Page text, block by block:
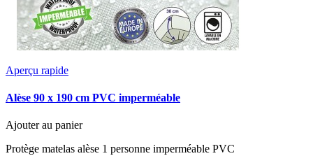
Aperçu rapide
Alèse 90 x 190 cm PVC imperméable
Ajouter au panier
Protège matelas alèse 1 personne imperméable PVC